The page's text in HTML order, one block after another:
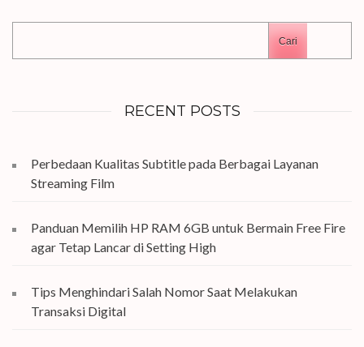
Cari
RECENT POSTS
Perbedaan Kualitas Subtitle pada Berbagai Layanan
Streaming Film
Panduan Memilih HP RAM 6GB untuk Bermain Free Fire
agar Tetap Lancar di Setting High
Tips Menghindari Salah Nomor Saat Melakukan
Transaksi Digital